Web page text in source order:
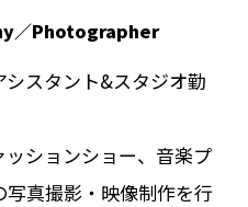
／Photographer
シスタント&スタジオ勤
ションショー、音楽プ
真撮影・映像制作を行